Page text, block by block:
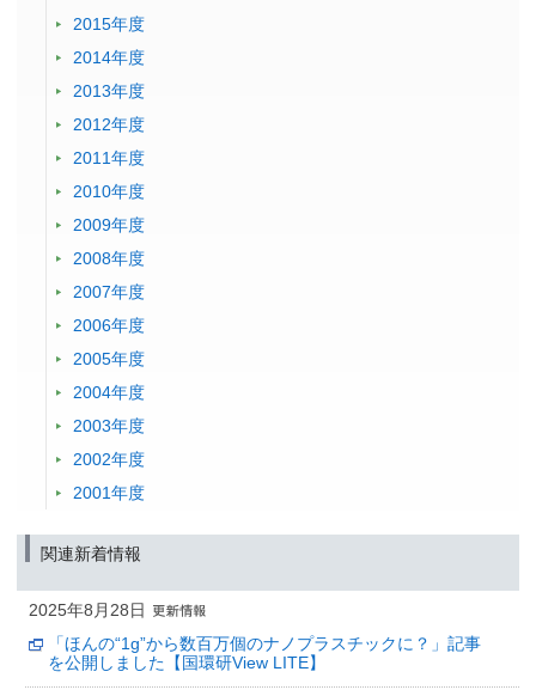
2015年度
2014年度
2013年度
2012年度
2011年度
2010年度
2009年度
2008年度
2007年度
2006年度
2005年度
2004年度
2003年度
2002年度
2001年度
関連新着情報
2025年8月28日
「ほんの“1g”から数百万個のナノプラスチックに？」記事
を公開しました【国環研View LITE】